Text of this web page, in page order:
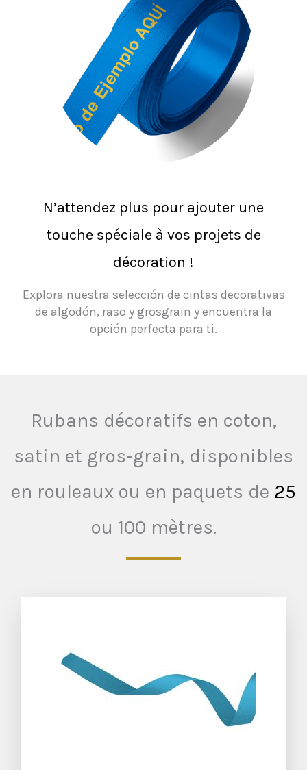
N’attendez plus pour ajouter une
touche spéciale à vos projets de
décoration !
Explora nuestra selección de cintas decorativas
de algodón, raso y grosgrain y encuentra la
opción perfecta para ti.
Rubans décoratifs en coton,
satin et gros-grain, disponibles
en rouleaux ou en paquets de 25
ou 100 mètres.